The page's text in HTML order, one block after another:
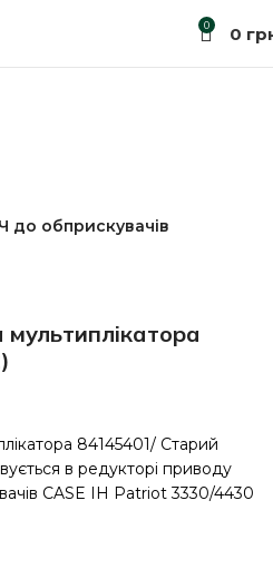
0 0
до обприскувачів
84145401/ Старий
в редукторі приводу
CASE IH Patriot 3330/4430